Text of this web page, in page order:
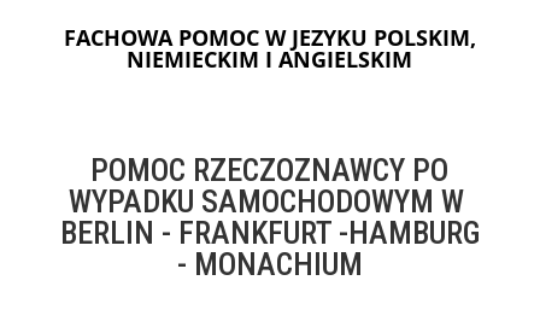
FACHOWA POMOC W JEZYKU POLSKIM,
NIEMIECKIM I ANGIELSKIM
POMOC RZECZOZNAWCY PO
WYPADKU SAMOCHODOWYM W
BERLIN - FRANKFURT -HAMBURG
- MONACHIUM